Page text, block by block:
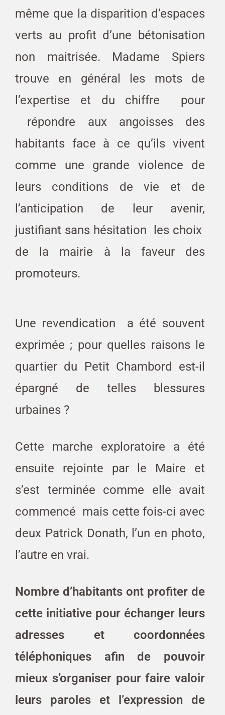
même que la disparition d’espaces
verts au profit d’une bétonisation
non maitrisée. Madame Spiers
trouve en général les mots de
l’expertise et du chiffre pour
répondre aux angoisses des
habitants face à ce qu’ils vivent
comme une grande violence de
leurs conditions de vie et de
l’anticipation de leur avenir,
justifiant sans hésitation les choix
de la mairie à la faveur des
promoteurs.
Une revendication a été souvent
exprimée ; pour quelles raisons le
quartier du Petit Chambord est-il
épargné de telles blessures
urbaines ?
Cette marche exploratoire a été
ensuite rejointe par le Maire et
s’est terminée comme elle avait
commencé mais cette fois-ci avec
deux Patrick Donath, l’un en photo,
l’autre en vrai.
Nombre d’habitants ont profiter de
cette initiative pour échanger leurs
adresses et coordonnées
téléphoniques afin de pouvoir
mieux s’organiser pour faire valoir
leurs paroles et l’expression de